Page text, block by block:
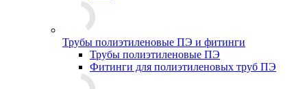
Трубы полиэтиленовые ПЭ и фитинги
Трубы полиэтиленовые ПЭ
Фитинги для полиэтиленовых труб ПЭ